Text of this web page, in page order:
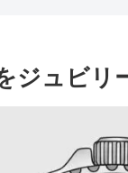
ジュビリ